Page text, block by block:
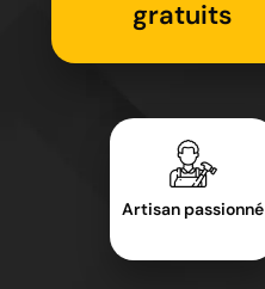
gratuits
Artisan passionné